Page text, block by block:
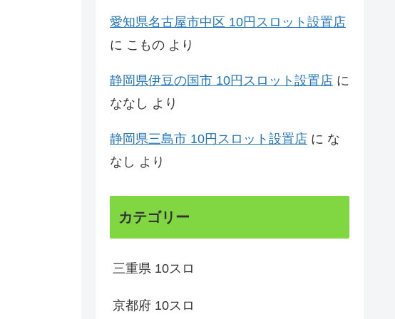
愛知県名古屋市中区 10円スロット設置店
に こもの より
静岡県伊豆の国市 10円スロット設置店 に
ななし より
静岡県三島市 10円スロット設置店 に な
なし より
カテゴリー
三重県 10スロ
京都府 10スロ